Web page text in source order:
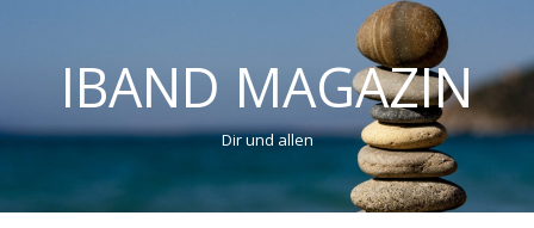
IBAND MAGAZIN
Dir und allen